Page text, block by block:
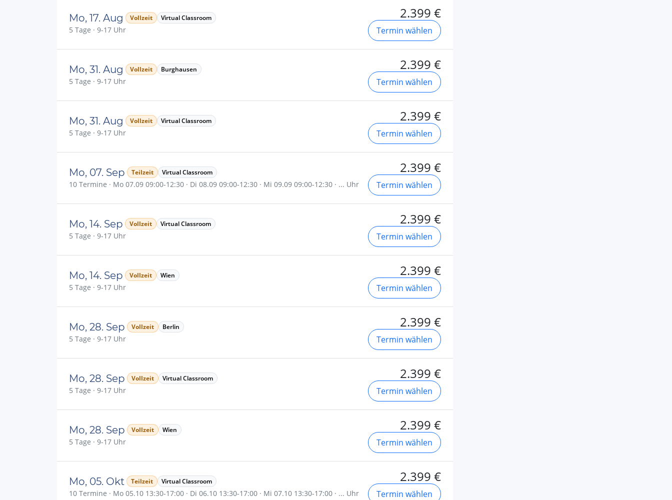
Mo, 17. Aug Vollzeit Virtual Classroom
5 Tage · 9-17 Uhr
2.399 €
Termin wählen
Mo, 31. Aug Vollzeit Burghausen
5 Tage · 9-17 Uhr
2.399 €
Termin wählen
Mo, 31. Aug Vollzeit Virtual Classroom
5 Tage · 9-17 Uhr
2.399 €
Termin wählen
Mo, 07. Sep Teilzeit Virtual Classroom
10 Termine · Mo 07.09 09:00-12:30 · Di 08.09 09:00-12:30 · Mi 09.09 09:00-12:30 · ... Uhr
2.399 €
Termin wählen
Mo, 14. Sep Vollzeit Virtual Classroom
5 Tage · 9-17 Uhr
2.399 €
Termin wählen
Mo, 14. Sep Vollzeit Wien
5 Tage · 9-17 Uhr
2.399 €
Termin wählen
Mo, 28. Sep Vollzeit Berlin
5 Tage · 9-17 Uhr
2.399 €
Termin wählen
Mo, 28. Sep Vollzeit Virtual Classroom
5 Tage · 9-17 Uhr
2.399 €
Termin wählen
Mo, 28. Sep Vollzeit Wien
5 Tage · 9-17 Uhr
2.399 €
Termin wählen
Mo, 05. Okt Teilzeit Virtual Classroom
10 Termine · Mo 05.10 13:30-17:00 · Di 06.10 13:30-17:00 · Mi 07.10 13:30-17:00 · ... Uhr
2.399 €
Termin wählen